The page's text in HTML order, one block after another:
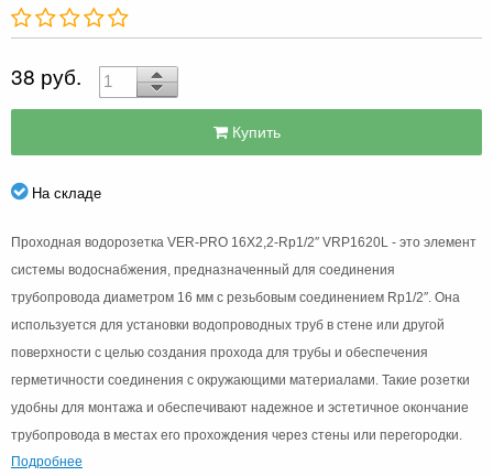
38 руб.
Купить
На складе
Проходная водорозетка VER-PRO 16X2,2-Rp1/2″ VRP1620L - это элемент
системы водоснабжения, предназначенный для соединения
трубопровода диаметром 16 мм с резьбовым соединением Rp1/2″. Она
используется для установки водопроводных труб в стене или другой
поверхности с целью создания прохода для трубы и обеспечения
герметичности соединения с окружающими материалами. Такие розетки
удобны для монтажа и обеспечивают надежное и эстетичное окончание
трубопровода в местах его прохождения через стены или перегородки.
Подробнее